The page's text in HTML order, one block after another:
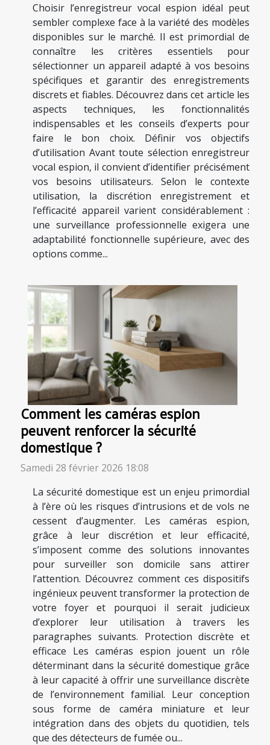
Choisir l’enregistreur vocal espion idéal peut
sembler complexe face à la variété des modèles
disponibles sur le marché. Il est primordial de
connaître les critères essentiels pour
sélectionner un appareil adapté à vos besoins
spécifiques et garantir des enregistrements
discrets et fiables. Découvrez dans cet article les
aspects techniques, les fonctionnalités
indispensables et les conseils d’experts pour
faire le bon choix. Définir vos objectifs
d’utilisation Avant toute sélection enregistreur
vocal espion, il convient d’identifier précisément
vos besoins utilisateurs. Selon le contexte
utilisation, la discrétion enregistrement et
l’efficacité appareil varient considérablement :
une surveillance professionnelle exigera une
adaptabilité fonctionnelle supérieure, avec des
options comme...
Comment les caméras espion
peuvent renforcer la sécurité
domestique ?
Samedi 28 février 2026 18:08
La sécurité domestique est un enjeu primordial
à l’ère où les risques d’intrusions et de vols ne
cessent d’augmenter. Les caméras espion,
grâce à leur discrétion et leur efficacité,
s’imposent comme des solutions innovantes
pour surveiller son domicile sans attirer
l’attention. Découvrez comment ces dispositifs
ingénieux peuvent transformer la protection de
votre foyer et pourquoi il serait judicieux
d’explorer leur utilisation à travers les
paragraphes suivants. Protection discrète et
efficace Les caméras espion jouent un rôle
déterminant dans la sécurité domestique grâce
à leur capacité à offrir une surveillance discrète
de l’environnement familial. Leur conception
sous forme de caméra miniature et leur
intégration dans des objets du quotidien, tels
que des détecteurs de fumée ou...